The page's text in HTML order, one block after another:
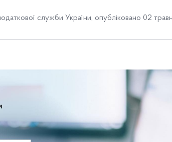
служби України, опубліковано 02